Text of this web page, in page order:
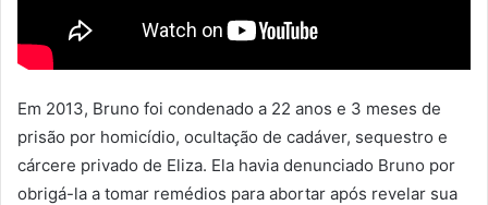
Em 2013, Bruno foi condenado a 22 anos e 3 meses de
prisão por homicídio, ocultação de cadáver, sequestro e
cárcere privado de Eliza. Ela havia denunciado Bruno por
obrigá-la a tomar remédios para abortar após revelar sua